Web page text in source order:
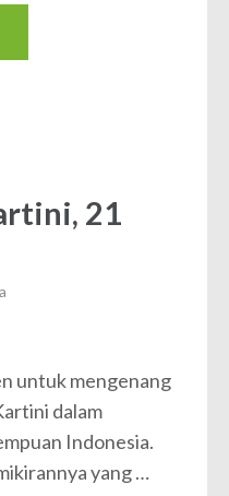
21
untuk mengenang
dalam
Indonesia.
yang …